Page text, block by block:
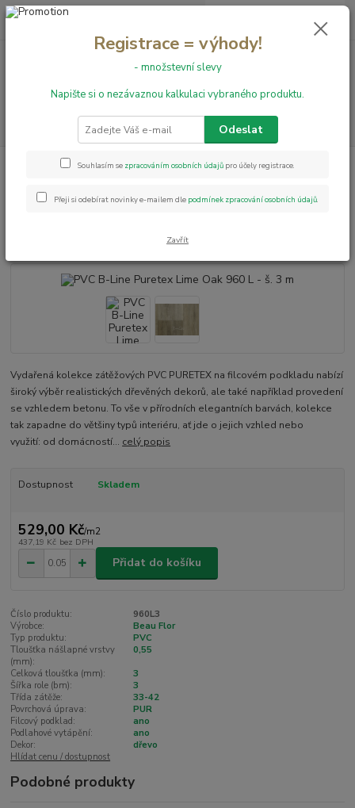
+420 731 199 591 0,00 Kč
PVC podlahy Puretex
PVC B-Line Puretex Lime Oak 960 L - š. 3
PVC B-Line Puretex Lime Oak
Vydařená kolekce zátěžových PVC PURETEX na filcovém podkladu nabízí
široký výběr realistických dřevěných dekorů, ale také například provedení
se vzhledem betonu. To vše v přírodních elegantních barvách, kolekce
tak zapadne do většiny typů interiéru, ať jde o jejich vzhled nebo
využití: od domácností... celý popis
Dostupnost Skladem
529,00 Kč/m2
437,19 Kč bez DPH
Přidat do košíku
Číslo produktu:
960L3
Výrobce:
Beau Flor
Typ produktu:
PVC
Tloušťka nášlapné vrstvy
(mm):
0,55
Celková tloušťka (mm):
3
Šířka role (bm):
3
Třída zátěže:
33-42
Povrchová úprava:
PUR
Filcový podklad:
ano
Podlahové vytápění:
ano
Dekor:
dřevo
Hlídat cenu / dostupnost
Podobné produkty
Registrace = výhody!
- množstevní slevy
Napište si o nezávaznou kalkulaci vybraného produktu.
Odeslat
Souhlasím se zpracováním osobních údajů pro účely registrace.
Přeji si odebírat novinky e-mailem dle podmínek zpracování osobních údajů.
Zavřít